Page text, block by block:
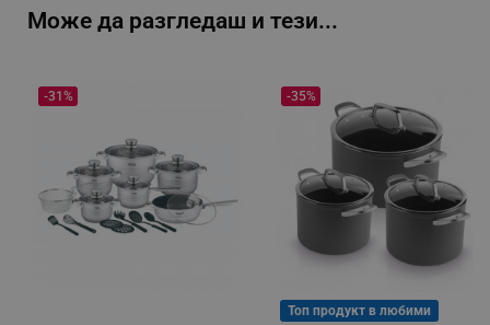
Може да разгледаш и тези...
-31%
Топ продукт в любими
-35%